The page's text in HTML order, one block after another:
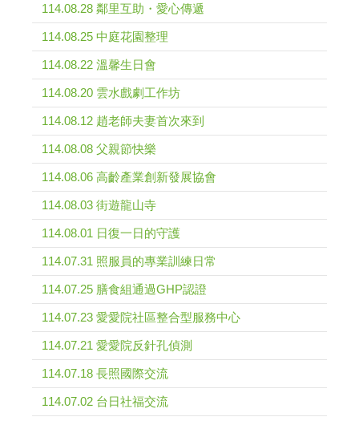
114.08.28 鄰里互助・愛心傳遞
114.08.25 中庭花園整理
114.08.22 溫馨生日會
114.08.20 雲水戲劇工作坊
114.08.12 趙老師夫妻首次來到
114.08.08 父親節快樂
114.08.06 高齡產業創新發展協會
114.08.03 街遊龍山寺
114.08.01 日復一日的守護
114.07.31 照服員的專業訓練日常
114.07.25 膳食組通過GHP認證
114.07.23 愛愛院社區整合型服務中心
114.07.21 愛愛院反針孔偵測
114.07.18 長照國際交流
114.07.02 台日社福交流